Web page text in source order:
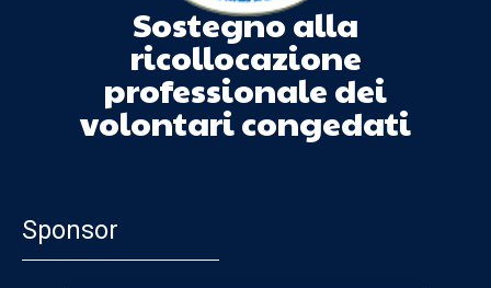
Sostegno alla
ricollocazione
professionale dei
volontari congedati
Sponsor